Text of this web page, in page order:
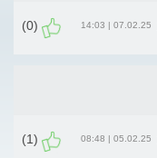
07.02.25 | 14:03
(0)
05.02.25 | 08:48
(1)